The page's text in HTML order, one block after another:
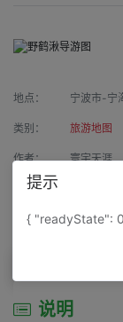
地点： 宁波市-宁
类别： 旅游地图
作者： 寰宇天涯
来源：
属性： 地图属性：
说明
提示
{ "readyState":